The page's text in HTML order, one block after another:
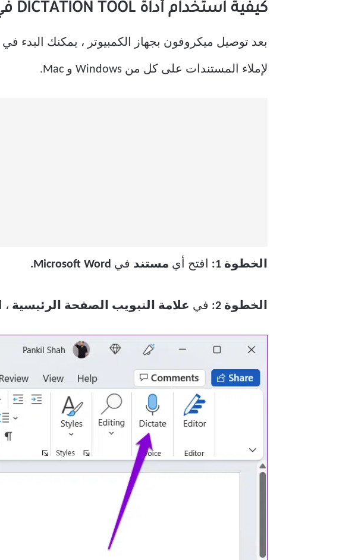
كيفية استخدام أداة DICTATION TOOL في MICROSOFT WORD للكمبيوتر الشخصي أو MAC
لإملاء المستندات على كل من Windows و Mac.
الخطوة 1: افتح أي مستند في Microsoft Word.
الخطوة 2: في علامة التبويب الصفحة الرئيسية ،